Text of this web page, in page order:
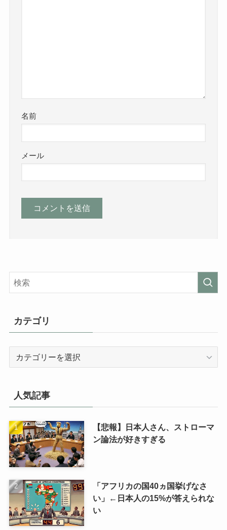
名前
メール
カテゴリ
人気記事
【悲報】日本人さん、ストローマ
ン論法が好きすぎる
「アフリカの国40ヵ国挙げなさ
い」←日本人の15%が答えられな
い